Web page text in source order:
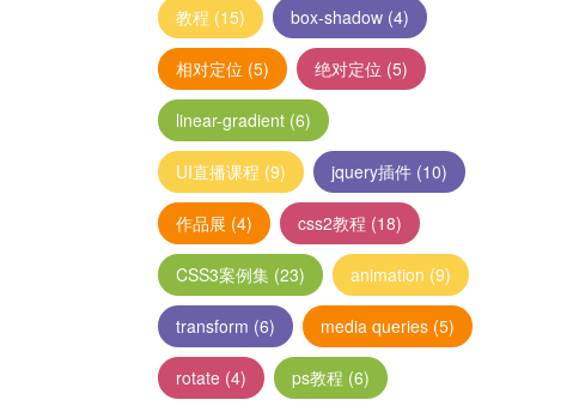
教程 (15) box-shadow (4)
相对定位 (5) 绝对定位 (5)
linear-gradient (6)
UI直播课程 (9) jquery插件 (10)
作品展 (4) css2教程 (18)
CSS3案例集 (23) animation (9)
transform (6) media queries (5)
rotate (4) ps教程 (6)